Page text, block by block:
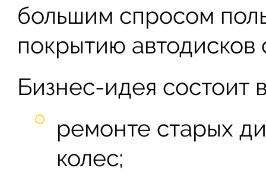
большим спросом
покрытию автодисков
Бизнес-идея состоит
ремонте старых
колес;